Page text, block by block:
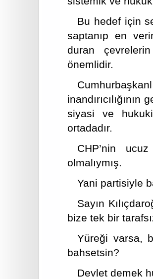
Bu hedef için
saptanıp en
duran çevrelerin
önemlidir.
siyasi ve
ortadadır.
CHP’nin
olmalıymış.
Yani partisiyle
Sayın
bize tek bir
Yüreği varsa,
bahsetsin?
Devlet demek